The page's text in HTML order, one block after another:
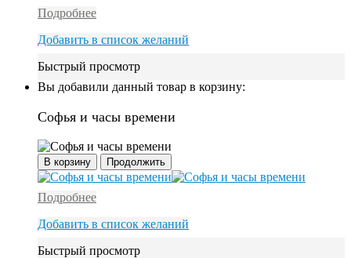
Подробнее
Добавить в список желаний
Быстрый просмотр
Вы добавили данный товар в корзину:
Софья и часы времени
В корзину Продолжить
Подробнее
Добавить в список желаний
Быстрый просмотр